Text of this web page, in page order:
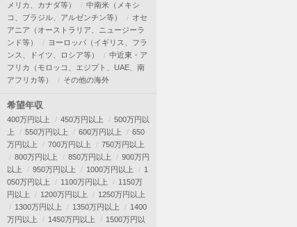
メリカ、カナダ等）
中南米（メキシ
コ、ブラジル、アルゼンチン等）
オセ
アニア（オーストラリア、ニュージーラ
ンド等）
ヨーロッパ（イギリス、フラ
ンス、ドイツ、ロシア等）
中近東・ア
フリカ（モロッコ、エジプト、UAE、南
アフリカ等）
その他の海外
希望年収
400万円以上 450万円以上
500万円以
上
550万円以上 600万円以上
650
万円以上
700万円以上
750万円以上
800万円以上
850万円以上
900万円
以上
950万円以上 1000万円以上
1
050万円以上
1100万円以上
1150万
円以上
1200万円以上
1250万円以上
1300万円以上
1350万円以上
1400
万円以上
1450万円以上
1500万円以